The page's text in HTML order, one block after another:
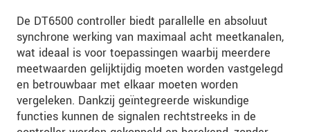
De DT6500 controller biedt parallelle en absoluut
synchrone werking van maximaal acht meetkanalen,
wat ideaal is voor toepassingen waarbij meerdere
meetwaarden gelijktijdig moeten worden vastgelegd
en betrouwbaar met elkaar moeten worden
vergeleken. Dankzij geïntegreerde wiskundige
functies kunnen de signalen rechtstreeks in de